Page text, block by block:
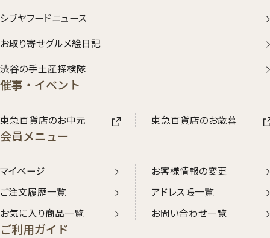
シブヤフードニュース
お取り寄せグルメ絵日記
渋谷の手土産探検隊
催事・イベント
東急百貨店のお中元 東急百貨店のお歳暮
会員メニュー
マイページ
お客様情報の変更
ご注文履歴一覧
アドレス帳一覧
お気に入り商品一覧
お問い合わせ一覧
ご利用ガイド